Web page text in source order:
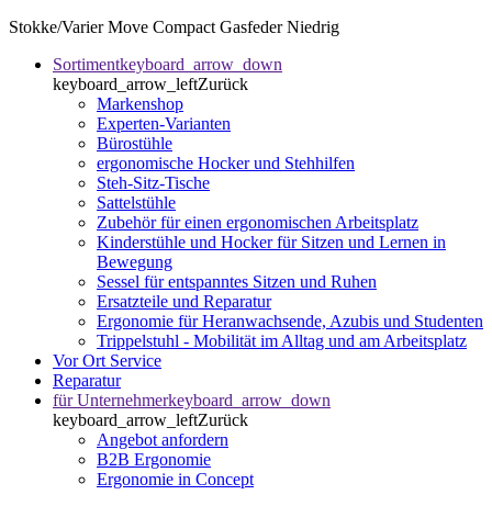
Stokke/Varier Move Compact Gasfeder Niedrig
Sortimentkeyboard_arrow_down
keyboard_arrow_leftZurück
Markenshop
Experten-Varianten
Bürostühle
ergonomische Hocker und Stehhilfen
Steh-Sitz-Tische
Sattelstühle
Zubehör für einen ergonomischen Arbeitsplatz
Kinderstühle und Hocker für Sitzen und Lernen in
Bewegung
Sessel für entspanntes Sitzen und Ruhen
Ersatzteile und Reparatur
Ergonomie für Heranwachsende, Azubis und Studenten
Trippelstuhl - Mobilität im Alltag und am Arbeitsplatz
Vor Ort Service
Reparatur
für Unternehmerkeyboard_arrow_down
keyboard_arrow_leftZurück
Angebot anfordern
B2B Ergonomie
Ergonomie in Concept